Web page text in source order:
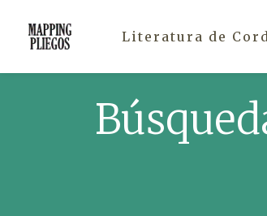
Literatura de